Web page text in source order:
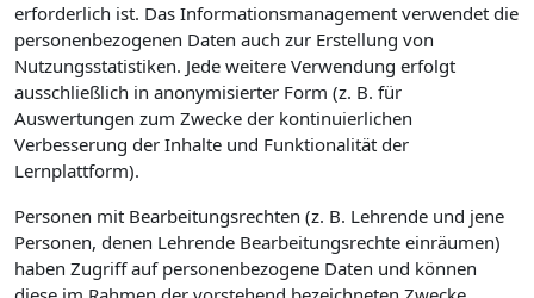
erforderlich ist. Das Informationsmanagement verwendet die
personenbezogenen Daten auch zur Erstellung von
Nutzungsstatistiken. Jede weitere Verwendung erfolgt
ausschließlich in anonymisierter Form (z. B. für
Auswertungen zum Zwecke der kontinuierlichen
Verbesserung der Inhalte und Funktionalität der
Lernplattform).
Personen mit Bearbeitungsrechten (z. B. Lehrende und jene
Personen, denen Lehrende Bearbeitungsrechte einräumen)
haben Zugriff auf personenbezogene Daten und können